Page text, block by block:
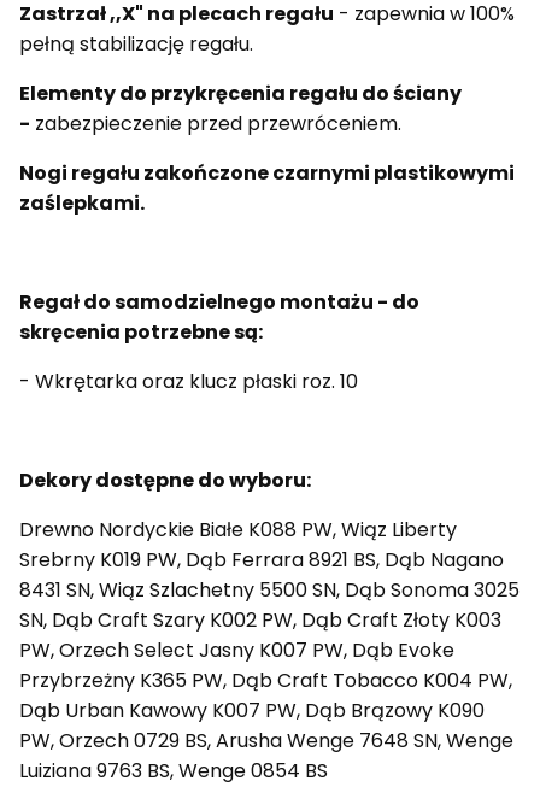
Zastrzał ,,X" na plecach regału - zapewnia w 100%
pełną stabilizację regału.
Elementy do przykręcenia regału do ściany
- zabezpieczenie przed przewróceniem.
Nogi regału zakończone czarnymi plastikowymi
zaślepkami.
Regał do samodzielnego montażu - do
skręcenia potrzebne są:
- Wkrętarka oraz klucz płaski roz. 10
Dekory dostępne do wyboru:
Drewno Nordyckie Białe K088 PW, Wiąz Liberty
Srebrny K019 PW, Dąb Ferrara 8921 BS, Dąb Nagano
8431 SN, Wiąz Szlachetny 5500 SN, Dąb Sonoma 3025
SN, Dąb Craft Szary K002 PW, Dąb Craft Złoty K003
PW, Orzech Select Jasny K007 PW, Dąb Evoke
Przybrzeżny K365 PW, Dąb Craft Tobacco K004 PW,
Dąb Urban Kawowy K007 PW, Dąb Brązowy K090
PW, Orzech 0729 BS, Arusha Wenge 7648 SN, Wenge
Luiziana 9763 BS, Wenge 0854 BS